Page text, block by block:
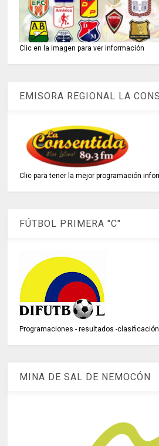
Clic en la imagen para ver información
EMISORA REGIONAL LA
Clic para tener la mejor programación
FÚTBOL PRIMERA "C"
Programaciones - resultados -clasificación
MINA DE SAL DE NEMOCÓN